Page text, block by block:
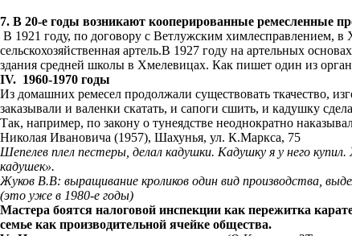
7. В 20-е годы возникают кооперированные ремесленные
В 1921 году, по договору с Ветлужским химлесправлением,
сельскохозяйственная артель.В 1927 году на артельных
здания средней школы в Хмелевицах. Как пишет один из
IV. 1960-1970 годы
Из домашних ремесел продолжали существовать ткачество,
заказывали и валенки скатать, и сапоги сшить, и кадушку
Так, например, по закону о тунеядстве неоднократно
Николая Ивановича (1957), Шахунья, ул. К.Маркса, 75
Шепелев плел пестеры, делал кадушки. Кадушку я у него
кадушек».
Жуков В.В: выращивание кроликов один вид производства,
(это уже в 1980-е годы)
Мастера боятся налоговой инспекции как пережитка
семье как производительной ячейке общества.